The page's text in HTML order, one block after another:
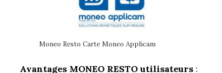
Moneo Resto Carte Moneo Applicam
Avantages MONEO RESTO utilisateurs :